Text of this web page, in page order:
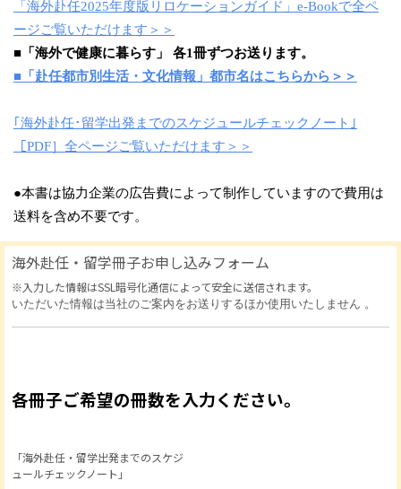
「海外赴任2025年度版リロケーションガイド」e-Bookで全ペ
ージご覧いただけます＞＞
■ 「海外で健康に暮らす」
各1冊ずつお送ります。
■「赴任都市別生活・文化情報」都市名はこちらから＞＞
｢海外赴任･留学出発までのスケジュールチェックノート｣
［PDF］全ページご覧いただけます＞＞
●本書は協力企業の広告費によって制作していますので費用は
送料を含め不要です。